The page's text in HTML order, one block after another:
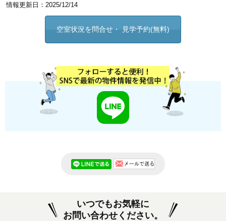
情報更新日：2025/12/14
空室状況を問合せ・ 見学予約(無料)
いつでもお気軽に
お問い合わせください。